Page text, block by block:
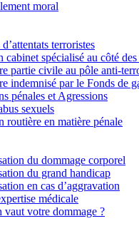
moral
terroristes
cabinet spécialisé au côté
partie civile au pôle anti-
indemnisé par le Fonds de
pénales et Agressions
sexuels
routière en matière pénale
du dommage corporel
du grand handicap
en cas d’aggravation
médicale
vaut votre dommage ?